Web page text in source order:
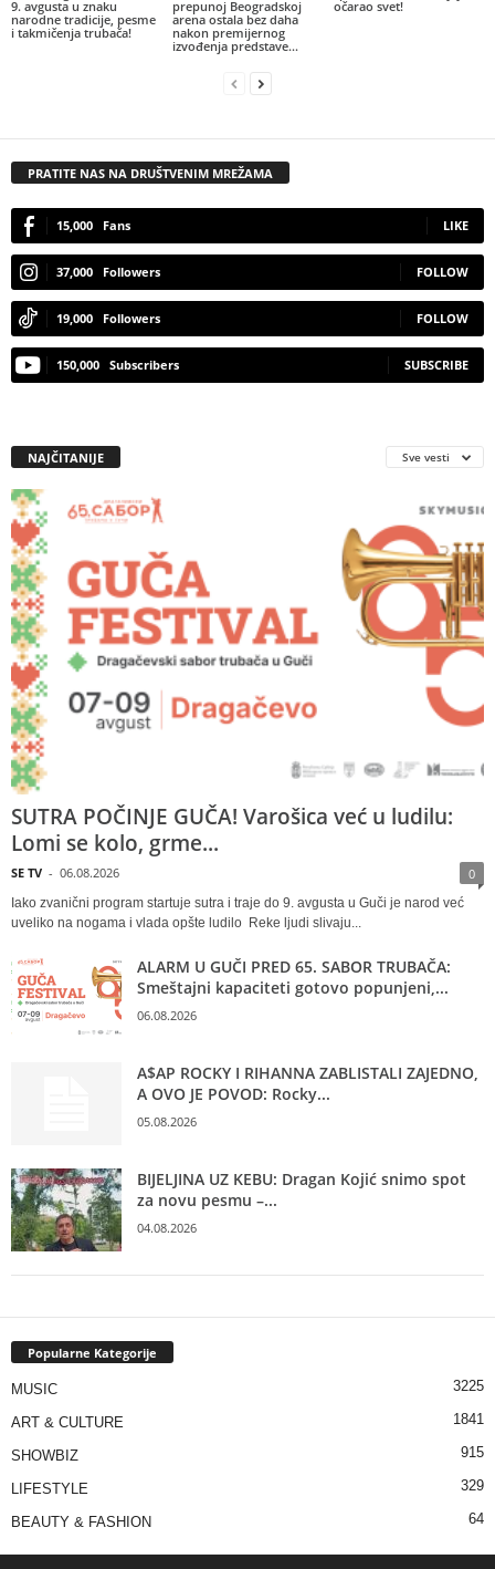
9. avgusta u znaku
narodne tradicije, pesme
i takmičenja trubača!
prepunoj Beogradskoj
arena ostala bez daha
nakon premijernog
izvođenja predstave...
očarao svet!
PRATITE NAS NA DRUŠTVENIM MREŽAMA
15,000 Fans LIKE
37,000 Followers FOLLOW
19,000 Followers FOLLOW
150,000 Subscribers SUBSCRIBE
NAJČITANIJE Sve vesti
SUTRA POČINJE GUČA! Varošica već u ludilu:
Lomi se kolo, grme...
SE TV - 06.08.2026 0
Iako zvanični program startuje sutra i traje do 9. avgusta u Guči je narod već
uveliko na nogama i vlada opšte ludilo Reke ljudi slivaju...
ALARM U GUČI PRED 65. SABOR TRUBAČA:
Smeštajni kapaciteti gotovo popunjeni,...
06.08.2026
A$AP ROCKY I RIHANNA ZABLISTALI ZAJEDNO,
A OVO JE POVOD: Rocky...
05.08.2026
BIJELJINA UZ KEBU: Dragan Kojić snimo spot
za novu pesmu –...
04.08.2026
Popularne Kategorije
MUSIC 3225
ART & CULTURE 1841
SHOWBIZ 915
LIFESTYLE 329
BEAUTY & FASHION 64